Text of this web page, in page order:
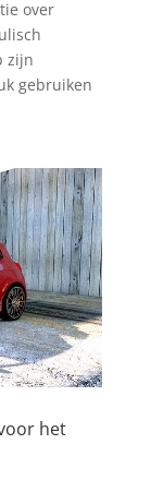
over
zijn
gebruiken
het